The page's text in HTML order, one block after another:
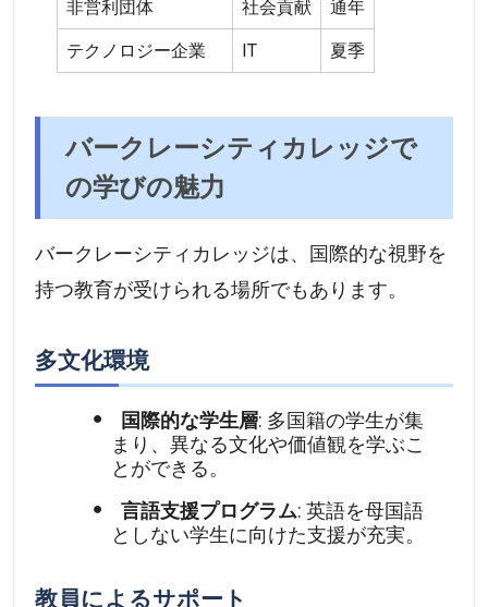
非営利団体 社会貢献 通年
テクノロジー企業 IT 夏季
バークレーシティカレッジで
の学びの魅力
バークレーシティカレッジは、国際的な視野を
持つ教育が受けられる場所でもあります。
多文化環境
国際的な学生層: 多国籍の学生が集
まり、異なる文化や価値観を学ぶこ
とができる。
言語支援プログラム: 英語を母国語
としない学生に向けた支援が充実。
教員によるサポート